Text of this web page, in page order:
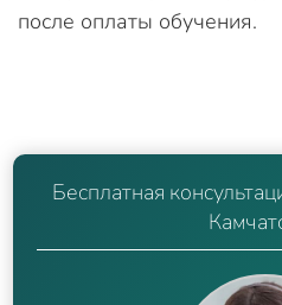
после оплаты обучения.
Бесплатная